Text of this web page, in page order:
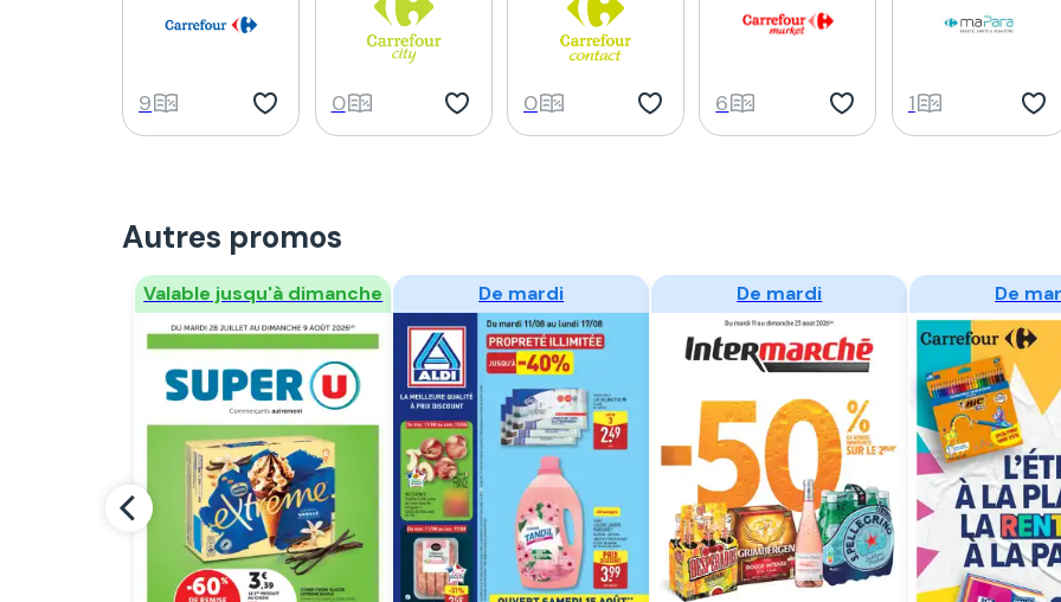
9 0 0 6 1
Autres promos
Regarder Regarder Regarder